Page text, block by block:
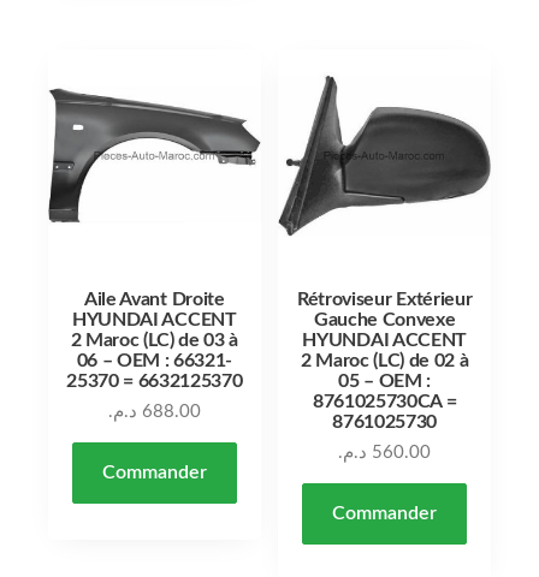
Aile Avant Droite
HYUNDAI ACCENT
2 Maroc (LC) de 03 à
06 – OEM : 66321-
25370 = 6632125370
688.00 د.م.
Commander
Rétroviseur Extérieur
Gauche Convexe
HYUNDAI ACCENT
2 Maroc (LC) de 02 à
05 – OEM :
8761025730CA =
8761025730
560.00 د.م.
Commander